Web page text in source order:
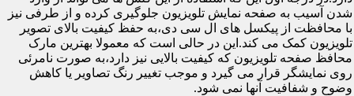
شدن آسیب به صفحه نمایش تلویزیون جلوگیری کرده و از طرفی نیز
با محافظت از پیکسل های ال سی دی،به حفظ کیفیت بالای تصویر
تلویزیون کمک می کند.این در حالی است که معمولا بهترین مارک
محافظ صفحه تلویزیون که کیفیت بالایی نیز دارد،به صورت نامرئی
روی نمایشگر قرار می گیرد و موجب تغییر رنگ تصاویر یا کاهش
وضوح و شفافیت آنها نمی شود.